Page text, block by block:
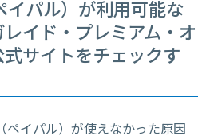
パル）が利用可能な
イド・プレミアム・オ
サイトをチェックす
イパル）が使えなかった原因